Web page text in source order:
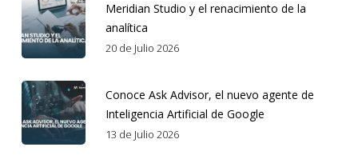
Meridian Studio y el renacimiento de la
analítica
20 de Julio 2026
Conoce Ask Advisor, el nuevo agente de
Inteligencia Artificial de Google
13 de Julio 2026